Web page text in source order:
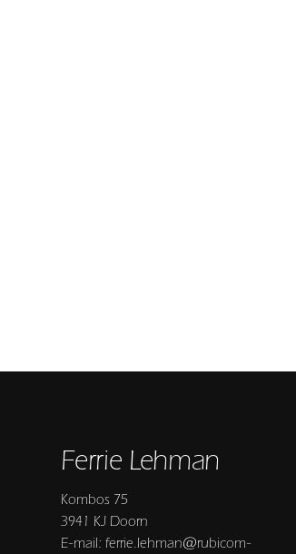
Ferrie Lehman
Kombos 75
3941 KJ Doorn
E-mail: ferrie.lehman@rubicom-